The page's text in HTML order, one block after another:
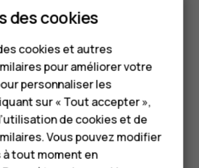
classiques
M
entreprises
limitées
à fonctionnalités contribuent à
d'Internet plus
design simple et moderne et
durée, ils sont prêts pour le
des cookies
cookies et autres
pour améliorer votre
personnaliser les
sur « Tout accepter »,
de cookies et de
Vous pouvez modifier
tout moment en